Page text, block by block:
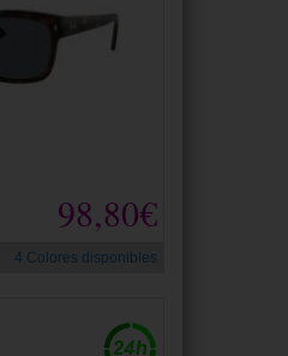
98,80€
4 Colores disponibles